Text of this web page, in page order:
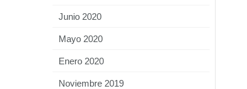
Junio 2020
Mayo 2020
Enero 2020
Noviembre 2019